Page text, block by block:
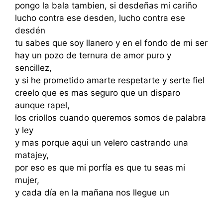
pongo la bala tambien, si desdeñas mi cariño
lucho contra ese desden, lucho contra ese
desdén
tu sabes que soy llanero y en el fondo de mi ser
hay un pozo de ternura de amor puro y
sencillez,
y si he prometido amarte respetarte y serte fiel
creelo que es mas seguro que un disparo
aunque rapel,
los criollos cuando queremos somos de palabra
y ley
y mas porque aqui un velero castrando una
matajey,
por eso es que mi porfía es que tu seas mi
mujer,
y cada día en la mañana nos llegue un